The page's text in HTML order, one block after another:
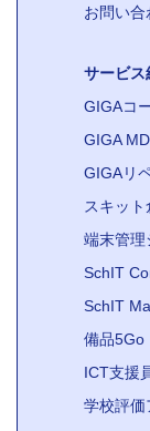
お問い合
サービス
GIGAコ
GIGA
GIGAリ
スキット
端末管理
SchIT
SchIT
備品5Go
ICT支援
学校評価